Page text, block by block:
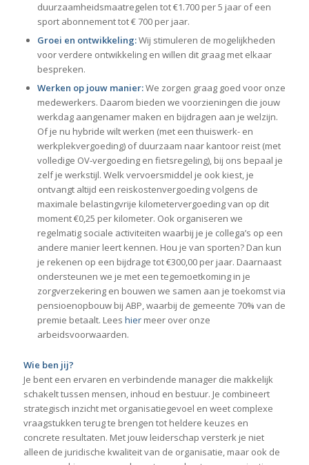
duurzaamheidsmaatregelen tot €1.700 per 5 jaar of een
sport abonnement tot € 700 per jaar.
Groei en ontwikkeling:Wij stimuleren de mogelijkheden
voor verdere ontwikkeling en willen dit graag met elkaar
bespreken.
Werken op jouw manier:We zorgen graag goed voor onze
medewerkers. Daarom bieden we voorzieningen die jouw
werkdag aangenamer maken en bijdragen aan je welzijn.
Of je nu hybride wilt werken (met een thuiswerk- en
werkplekvergoeding) of duurzaam naar kantoor reist (met
volledige OV‑vergoeding en fietsregeling), bij ons bepaal je
zelf je werkstijl. Welk vervoersmiddel je ook kiest, je
ontvangt altijd een reiskostenvergoeding volgens de
maximale belastingvrije kilometervergoeding van op dit
moment €0,25 per kilometer. Ook organiseren we
regelmatig sociale activiteiten waarbij je je collega’s op een
andere manier leert kennen. Hou je van sporten? Dan kun
je rekenen op een bijdrage tot €300,00 per jaar. Daarnaast
ondersteunen we je met een tegemoetkoming in je
zorgverzekering en bouwen we samen aan je toekomst via
pensioenopbouw bij ABP, waarbij de gemeente 70% van de
premie betaalt. Lees hiermeer over onze
arbeidsvoorwaarden.
Wie ben jij?
Je bent een ervaren en verbindende manager die makkelijk
schakelt tussen mensen, inhoud en bestuur. Je combineert
strategisch inzicht met organisatiegevoel en weet complexe
vraagstukken terug te brengen tot heldere keuzes en
concrete resultaten. Met jouw leiderschap versterk je niet
alleen de juridische kwaliteit van de organisatie, maar ook de